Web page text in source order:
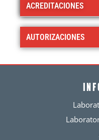
ACREDITACIONES
AUTORIZACIONES